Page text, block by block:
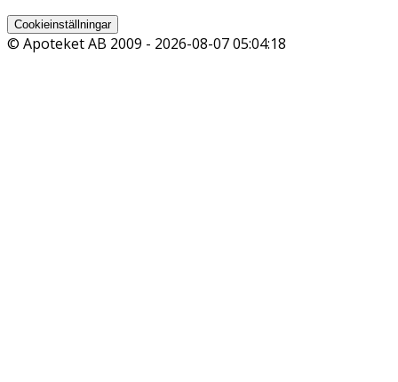
Cookieinställningar
© Apoteket AB 2009 - 2026-08-07 05:04:18